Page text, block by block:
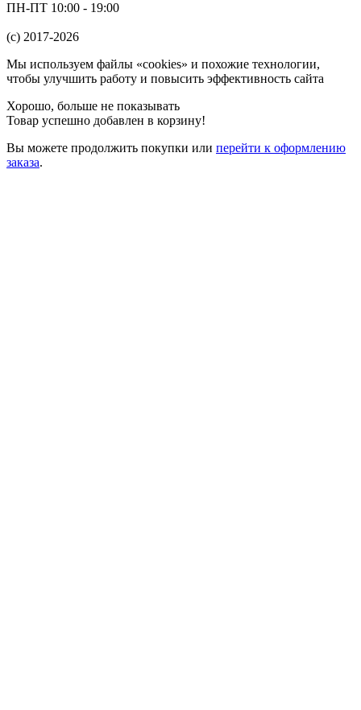
ПН-ПТ 10:00 - 19:00
(c) 2017-2026
Мы используем файлы «cookies» и похожие технологии,
чтобы улучшить работу и повысить эффективность сайта
Хорошо, больше не показывать
Товар успешно добавлен в корзину!
Вы можете продолжить покупки или перейти к оформлению
заказа.